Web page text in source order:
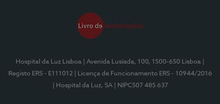
Hospital da Luz Lisboa | Avenida Lusíada, 100, 1500-650 Lisboa
Registo ERS - E111012
| Licença de Funcionamento ERS - 10944/2016
| Hospital da Luz, SA
| NIPC507 485 637